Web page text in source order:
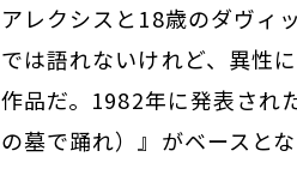
アレクシスと18歳のダヴィ
では語れないけれど、異性
作品だ。1982年に発表され
の墓で踊れ）』がベースとな